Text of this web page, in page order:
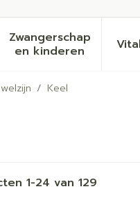
verzorging en
voor Dieet,
Zwangerschap
en kinderenToon submenu
/ Keel
1-24 van 129